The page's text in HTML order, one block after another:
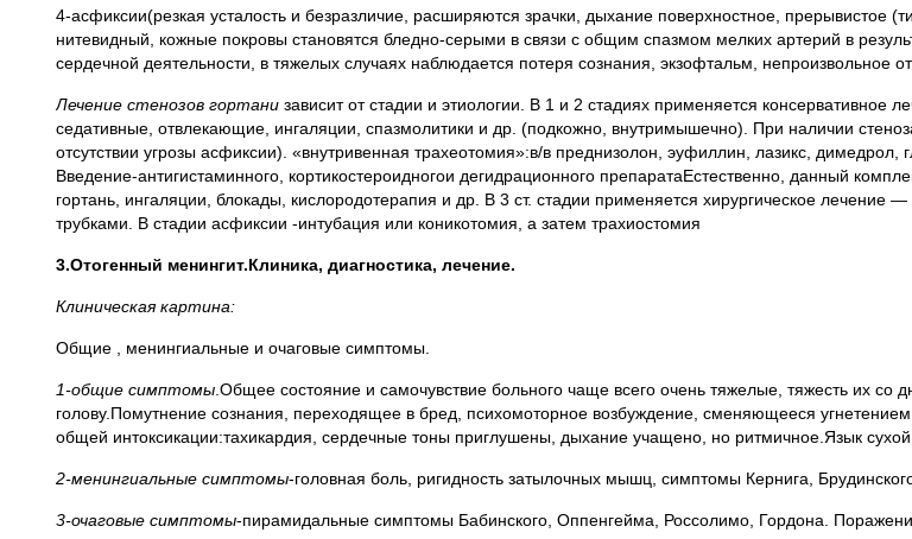
4-асфиксии(резкая усталость и безразличие, расширяются зрачки, дыхание поверхностное, прерывистое
нитевидный, кожные покровы становятся бледно-серыми в связи с общим спазмом мелких артерий в
сердечной деятельности, в тяжелых случаях наблюдается потеря сознания, экзофтальм, непроизвольное
Лечение стенозов гортани зависит от стадии и этиологии. В 1 и 2 стадиях применяется консервативное
седативные, отвлекающие, ингаляции, спазмолитики и др. (подкожно, внутримышечно). При наличии
отсутствии угрозы асфиксии). «внутривенная трахеотомия»:в/в преднизолон, эуфиллин, лазикс, димедрол,
Введение-антигистаминного, кортикостероидногои дегидрационного препаратаЕстественно, данный
гортань, ингаляции, блокады, кислородотерапия и др. В 3 ст. стадии применяется хирургическое лечение
трубками. В стадии асфиксии -интубация или коникотомия, а затем трахиостомия
3.Отогенный менингит.Клиника, диагностика, лечение.
Клиническая картина:
Общие , менингиальные и очаговые симптомы.
1-общие симптомы .Общее состояние и самочувствие больного чаще всего очень тяжелые, тяжесть их со
голову.Помутнение сознания, переходящее в бред, психомоторное возбуждение, сменяющееся
общей интоксикации:тахикардия, сердечные тоны приглушены, дыхание учащено, но ритмичное.Язык
2-менингиальные симптомы-головная боль, ригидность затылочных мышц, симптомы Кернига,
3-очаговые симптомы-пирамидальные симптомы Бабинского, Оппенгейма, Россолимо, Гордона.